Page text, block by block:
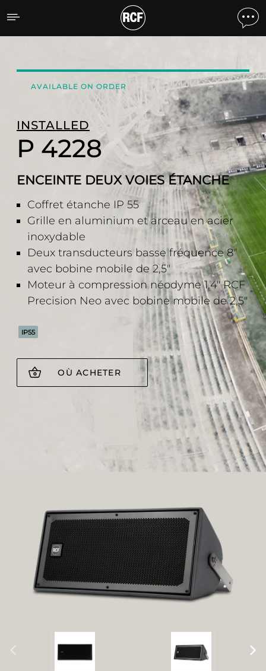
P 4228 ENCEINTE DEUX
AVAILABLE ON ORDER
INSTALLED
P 4228
ENCEINTE DEUX VOIES ÉTANCHE
Coffret étanche IP 55
Grille en aluminium et arceau en acier
inoxydable
Deux transducteurs basse fréquence 8"
avec bobine mobile de 2,5"
Moteur à compression néodyme 1,4" RCF
Precision Neo avec bobine mobile de 2,5"
IP55
OÙ ACHETER